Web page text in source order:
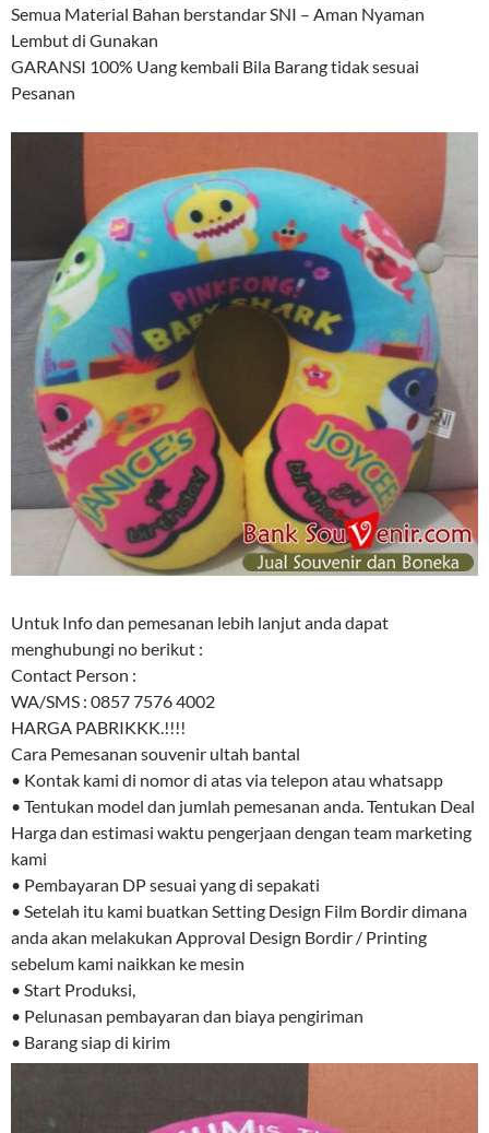
Semua Material Bahan berstandar SNI – Aman Nyaman
Lembut di Gunakan
GARANSI 100% Uang kembali Bila Barang tidak sesuai
Pesanan
Untuk Info dan pemesanan lebih lanjut anda dapat
menghubungi no berikut :
Contact Person :
WA/SMS : 0857 7576 4002
HARGA PABRIKKK.!!!!
Cara Pemesanan souvenir ultah bantal
• Kontak kami di nomor di atas via telepon atau whatsapp
• Tentukan model dan jumlah pemesanan anda. Tentukan Deal
Harga dan estimasi waktu pengerjaan dengan team marketing
kami
• Pembayaran DP sesuai yang di sepakati
• Setelah itu kami buatkan Setting Design Film Bordir dimana
anda akan melakukan Approval Design Bordir / Printing
sebelum kami naikkan ke mesin
• Start Produksi,
• Pelunasan pembayaran dan biaya pengiriman
• Barang siap di kirim